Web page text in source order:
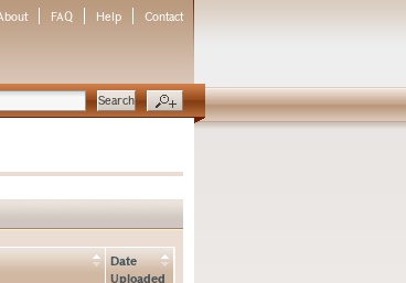
FAQ Help Contact
Date
Uploaded